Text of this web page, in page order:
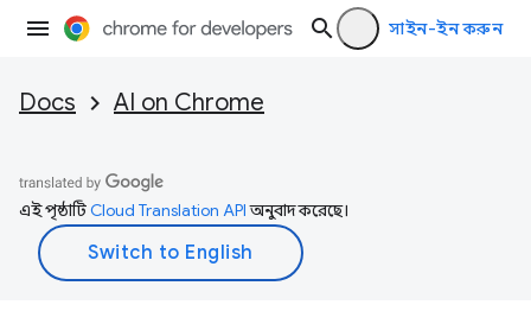
সাইন-ইন করুন
Docs AI on Chrome
এই পৃষ্ঠাটিCloud Translation APIঅনুবাদ করেছে।